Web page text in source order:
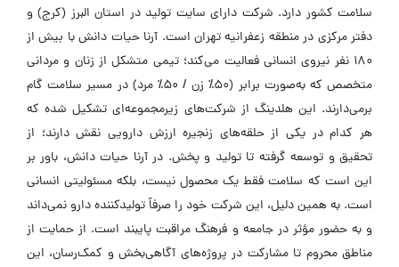
سلامت کشور دارد. شرکت دارای سایت تولید در استان البرز (کرج) و
دفتر مرکزی در منطقه زعفرانیه تهران است. آرنا حیات دانش با بیش از
180 نفر نیروی انسانی فعالیت می‌کند؛ تیمی متشکل از زنان و مردانی
متخصص که به‌صورت برابر (50٪ زن / 50٪ مرد) در مسیر سلامت گام
برمی‌دارند. این هلدینگ از شرکت‌های زیرمجموعه‌ای تشکیل شده که
هر کدام در یکی از حلقه‌های زنجیره ارزش دارویی نقش دارند؛ از
تحقیق و توسعه گرفته تا تولید و پخش. در آرنا حیات دانش، باور بر
این است که سلامت فقط یک محصول نیست، بلکه مسئولیتی انسانی
است. به همین دلیل، این شرکت خود را صرفاً تولیدکننده دارو نمی‌داند
و به حضور مؤثر در جامعه و فرهنگ مراقبت پایبند است. از حمایت از
مناطق محروم تا مشارکت در پروژه‌های آگاهی‌بخش و کمک‌رسان، این